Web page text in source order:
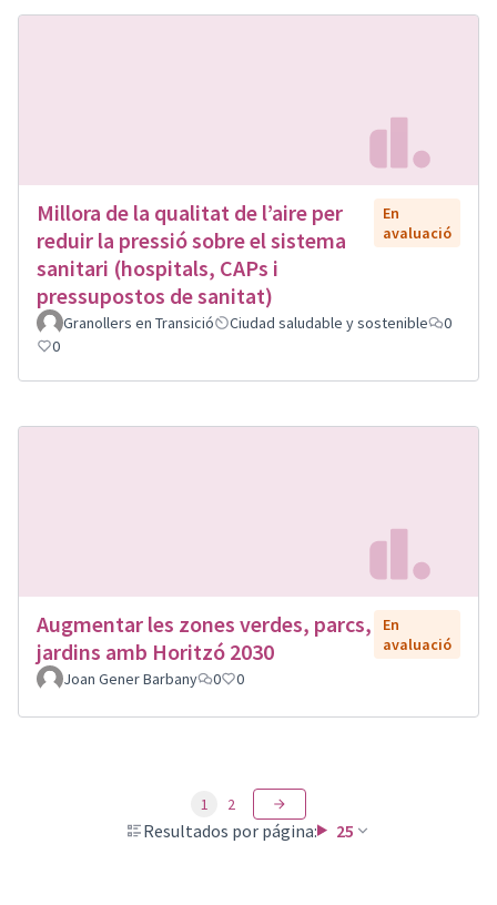
Millora de la qualitat de l’aire per
reduir la pressió sobre el sistema
sanitari (hospitals, CAPs i
pressupostos de sanitat)
En
avaluació
Granollers en Transició Ciudad saludable y sostenible
0
0
Augmentar les zones verdes, parcs,
jardins amb Horitzó 2030
En
avaluació
Joan Gener Barbany
0 0
Resultados por página: 25
1 2